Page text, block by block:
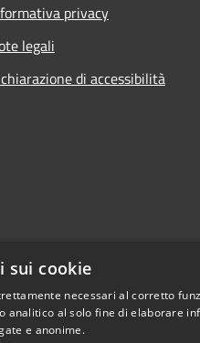
privacy
legali
di accessibilità
sui cookie
necessari al corretto
analitico al solo fine di elaborare
e anonime.